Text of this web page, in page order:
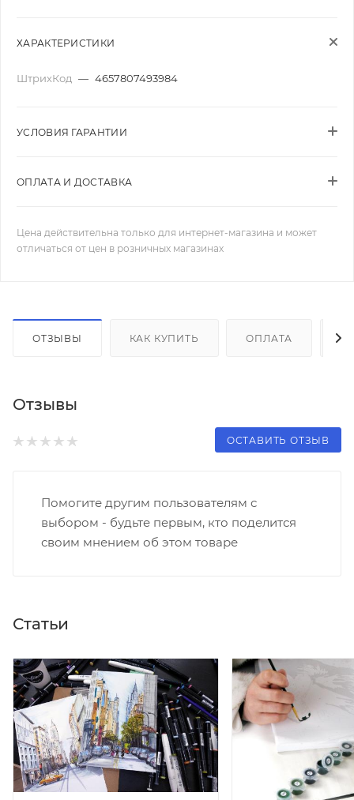
ХАРАКТЕРИСТИКИ
ШтрихКод — 4657807493984
УСЛОВИЯ ГАРАНТИИ
ОПЛАТА И ДОСТАВКА
Цена действительна только для интернет-магазина и может
отличаться от цен в розничных магазинах
ОТЗЫВЫ КАК КУПИТЬ ОПЛАТА
Отзывы
ОСТАВИТЬ ОТЗЫВ
Помогите другим пользователям с
выбором - будьте первым, кто поделится
своим мнением об этом товаре
Статьи